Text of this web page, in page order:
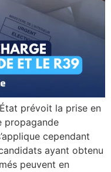
prévoit la prise en
propagande
cependant
ayant obtenu
peuvent en